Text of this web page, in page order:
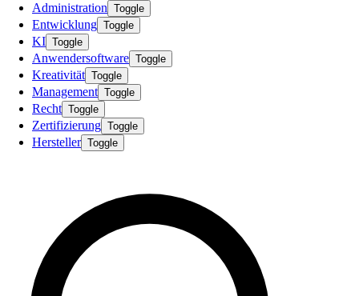
Administration Toggle
Entwicklung Toggle
KI Toggle
Anwendersoftware Toggle
Kreativität Toggle
Management Toggle
Recht Toggle
Zertifizierung Toggle
Hersteller Toggle